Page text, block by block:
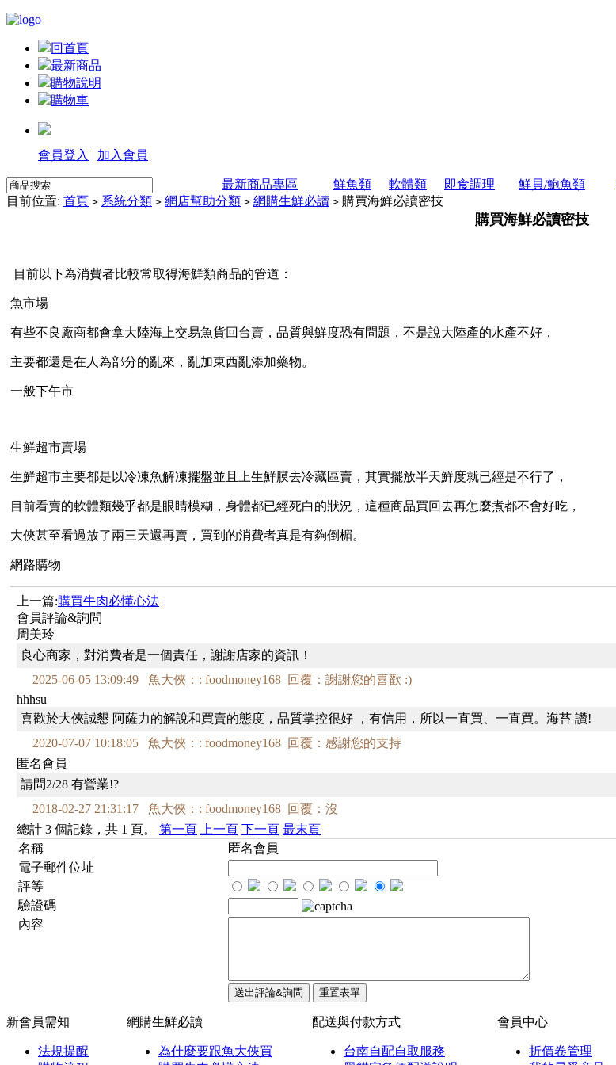
回首頁
最新商品
購物說明
購物車
會員登入 | 加入會員
最新商品專區 鮮魚類 軟體類 即食調理 鮮貝/鮑魚類
目前位置: 首頁 > 系統分類 > 網店幫助分類 > 網購生鮮必讀 > 購買海鮮必讀密技
購買海鮮必讀密技
目前以下為消費者比較常取得海鮮類商品的管道：
魚市場
有些不良廠商都會拿大陸海上交易魚貨回台賣，品質與鮮度恐有問題，不是說大陸產的水產不好，
主要都還是在人為部分的亂來，亂加東西亂添加藥物。
一般下午市
生鮮超市賣場
生鮮超市主要都是以冷凍魚解凍擺盤並且上生鮮膜去冷藏區賣，其實擺放半天鮮度就已經是不行了，
目前看賣的軟體類幾乎都是眼睛模糊，身體都已經死白的狀況，這種商品買回去再怎麼煮都不會好吃，
大俠甚至看過放了兩三天還再賣，買到的消費者真是有夠倒楣。
網路購物
上一篇:購買牛肉必懂心法
會員評論&詢問
周美玲
良心商家，對消費者是一個責任，謝謝店家的資訊！
2025-06-05 13:09:49 魚大俠：: foodmoney168 回覆：謝謝您的喜歡 :)
hhhsu
喜歡於大俠誠懇 阿薩力的解說和買賣的態度，品質掌控很好 ，有信用，所以一直買、一直買。海苔 讚!
2020-07-07 10:18:05 魚大俠：: foodmoney168 回覆：感謝您的支持
匿名會員
請問2/28 有營業!?
2018-02-27 21:31:17 魚大俠：: foodmoney168 回覆：沒
總計 3 個記錄，共 1 頁。 第一頁 上一頁 下一頁 最末頁
名稱
匿名會員
電子郵件位址
評等
驗證碼
內容
新會員需知 網購生鮮必讀 配送與付款方式 會員中心
法規提醒
為什麼要跟魚大俠買
台南自配自取服務
折價卷管理